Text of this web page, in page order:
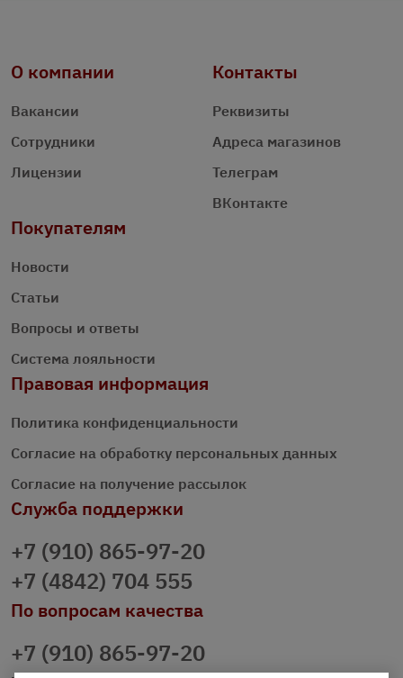
О компании
Вакансии
Сотрудники
Лицензии
Контакты
Реквизиты
Адреса магазинов
Телеграм
ВКонтакте
Покупателям
Новости
Статьи
Вопросы и ответы
Система лояльности
Правовая информация
Политика конфиденциальности
Согласие на обработку персональных данных
Согласие на получение рассылок
Служба поддержки
+7 (910) 865-97-20
+7 (4842) 704 555
По вопросам качества
+7 (910) 865-97-20